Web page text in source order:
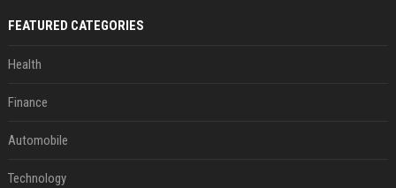
FEATURED CATEGORIES
Health
Finance
Automobile
Technology